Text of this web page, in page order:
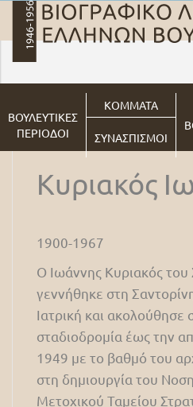
ΒΟΥΛΕΥΤΙΚΕΣ
ΠΕΡΙΟΔΟΙ
ΚΟΜΜΑΤΑ
ΣΥΝΑΣΠΙΣΜΟΙ
Κυριακός
1900-1967
Ο Ιωάννης Κυριακός του
γεννήθηκε στη
Ιατρική και ακολούθησε
σταδιοδρομία έως την
1949 με το βαθμό του
στη δημιουργία του
Μετοχικού Ταμείου